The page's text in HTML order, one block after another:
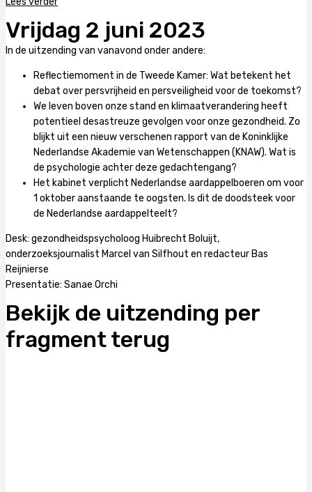
Vrijdag 2 juni 2023
In de uitzending van vanavond onder andere:
Reflectiemoment in de Tweede Kamer: Wat betekent het
debat over persvrijheid en persveiligheid voor de toekomst?
We leven boven onze stand en klimaatverandering heeft
potentieel desastreuze gevolgen voor onze gezondheid. Zo
blijkt uit een nieuw verschenen rapport van de Koninklijke
Nederlandse Akademie van Wetenschappen (KNAW). Wat is
de psychologie achter deze gedachtengang?
Het kabinet verplicht Nederlandse aardappelboeren om voor
1 oktober aanstaande te oogsten. Is dit de doodsteek voor
de Nederlandse aardappelteelt?
Desk: gezondheidspsycholoog Huibrecht Boluijt,
onderzoeksjournalist Marcel van Silfhout en redacteur Bas
Reijnierse
Presentatie: Sanae Orchi
Bekijk de uitzending per
fragment terug